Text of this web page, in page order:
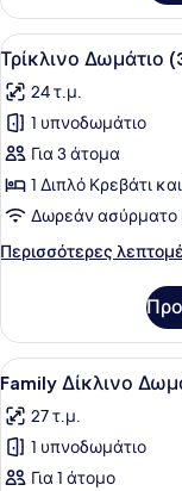
Child)
Δωμάτιο
(2
Adults
Child)
Προβολή
όλων
των
φωτογραφιών
για
Τρίκλινο
Δωμάτιο
(3
Adults)
14
Τρίκλινο Δωμάτιο
24 τ.μ.
1 υπνοδωμάτιο
Για 3 άτομα
1 Διπλό Κρεβάτι
Δωρεάν ασύρματο
Περισσότερες
Περισσότερες
Δωμάτιο
(3
Adults)
Προβολή
όλων
των
φωτογραφιών
για
12
Family Δίκλινο
27 τ.μ.
1 υπνοδωμάτιο
Για 1 άτομο